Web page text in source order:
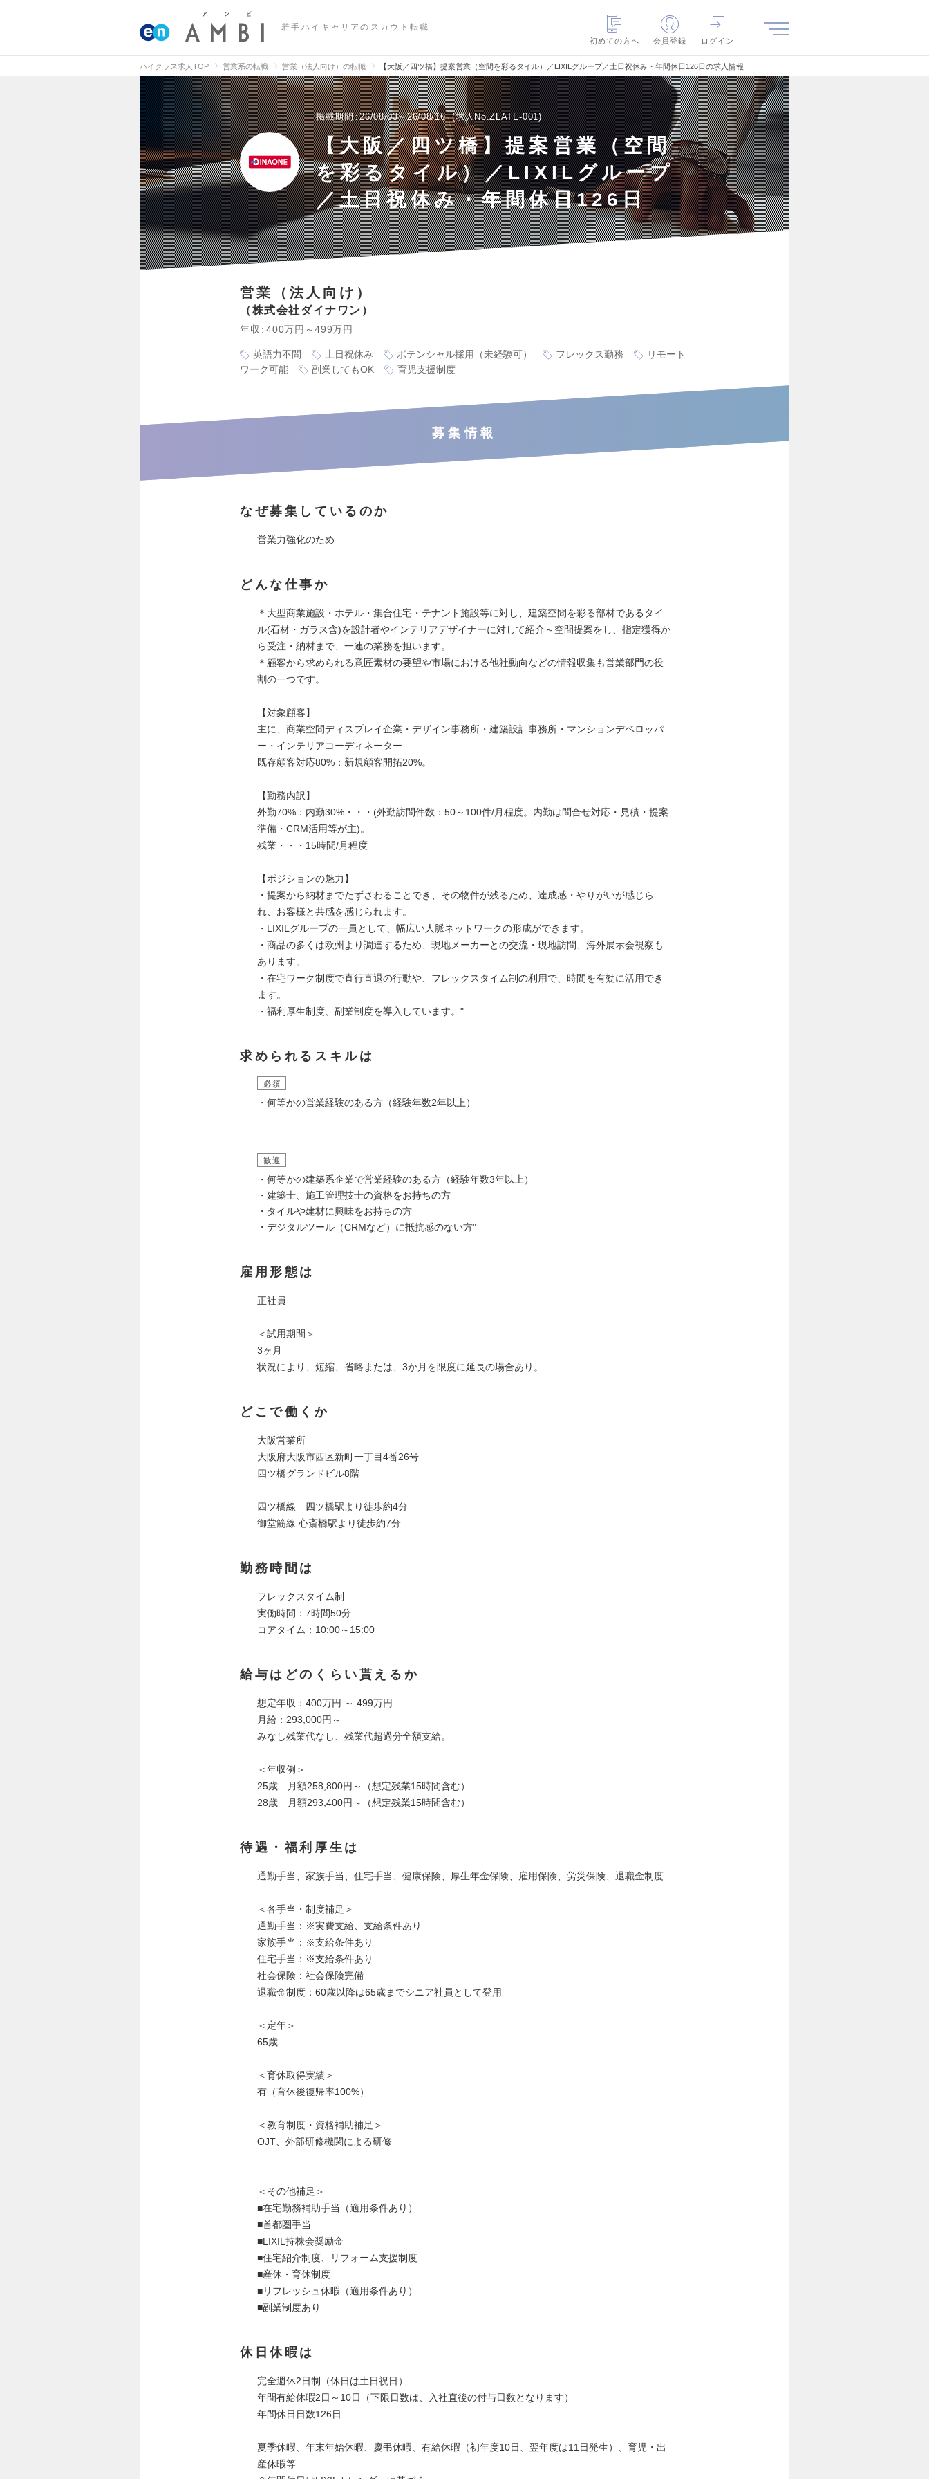
若手ハイキャリアのスカウト転職
初めての方へ
会員登録 ログイン
ハイクラス求人TOP 営業系の転職 営業（法人向け）の転職 【大阪／四ツ橋】提案営業（空間を彩るタイル）／LIXILグループ／土日祝休み・年間休日126日の求人情報
掲載期間 26/08/03～26/08/16 求人No.ZLATE-001
【大阪／四ツ橋】提案営業（空間
を彩るタイル）／LIXILグループ
／土日祝休み・年間休日126日
営業（法人向け）
株式会社ダイナワン
年収 400万円～499万円
英語力不問 土日祝休み ポテンシャル採用（未経験可） フレックス勤務
リモート
ワーク可能
副業してもOK 育児支援制度
募集情報
なぜ募集しているのか
営業力強化のため
どんな仕事か
＊大型商業施設・ホテル・集合住宅・テナント施設等に対し、建築空間を彩る部材であるタイ
ル(石材・ガラス含)を設計者やインテリアデザイナーに対して紹介～空間提案をし、指定獲得か
ら受注・納材まで、一連の業務を担います。
＊顧客から求められる意匠素材の要望や市場における他社動向などの情報収集も営業部門の役
割の一つです。
【対象顧客】
主に、商業空間ディスプレイ企業・デザイン事務所・建築設計事務所・マンションデベロッパ
ー・インテリアコーディネーター
既存顧客対応80%：新規顧客開拓20%。
【勤務内訳】
外勤70%：内勤30%・・・(外勤訪問件数：50～100件/月程度。内勤は問合せ対応・見積・提案
準備・CRM活用等が主)。
残業・・・15時間/月程度
【ポジションの魅力】
・提案から納材までたずさわることでき、その物件が残るため、達成感・やりがいが感じら
れ、お客様と共感を感じられます。
・LIXILグループの一員として、幅広い人脈ネットワークの形成ができます。
・商品の多くは欧州より調達するため、現地メーカーとの交流・現地訪問、海外展示会視察も
あります。
・在宅ワーク制度で直行直退の行動や、フレックスタイム制の利用で、時間を有効に活用でき
ます。
・福利厚生制度、副業制度を導入しています。"
求められるスキルは
必須
・何等かの営業経験のある方（経験年数2年以上）
歓迎
・何等かの建築系企業で営業経験のある方（経験年数3年以上）
・建築士、施工管理技士の資格をお持ちの方
・タイルや建材に興味をお持ちの方
・デジタルツール（CRMなど）に抵抗感のない方"
雇用形態は
正社員
＜試用期間＞
3ヶ月
状況により、短縮、省略または、3か月を限度に延長の場合あり。
どこで働くか
大阪営業所
大阪府大阪市西区新町一丁目4番26号
四ツ橋グランドビル8階
四ツ橋線 四ツ橋駅より徒歩約4分
御堂筋線 心斎橋駅より徒歩約7分
勤務時間は
フレックスタイム制
実働時間：7時間50分
コアタイム：10:00～15:00
給与はどのくらい貰えるか
想定年収：400万円 ～ 499万円
月給：293,000円～
みなし残業代なし、残業代超過分全額支給。
＜年収例＞
25歳 月額258,800円～（想定残業15時間含む）
28歳 月額293,400円～（想定残業15時間含む）
待遇・福利厚生は
通勤手当、家族手当、住宅手当、健康保険、厚生年金保険、雇用保険、労災保険、退職金制度
＜各手当・制度補足＞
通勤手当：※実費支給、支給条件あり
家族手当：※支給条件あり
住宅手当：※支給条件あり
社会保険：社会保険完備
退職金制度：60歳以降は65歳までシニア社員として登用
＜定年＞
65歳
＜育休取得実績＞
有（育休後復帰率100%）
＜教育制度・資格補助補足＞
OJT、外部研修機関による研修
＜その他補足＞
■在宅勤務補助手当（適用条件あり）
■首都圏手当
■LIXIL持株会奨励金
■住宅紹介制度、リフォーム支援制度
■産休・育休制度
■リフレッシュ休暇（適用条件あり）
■副業制度あり
休日休暇は
完全週休2日制（休日は土日祝日）
年間有給休暇2日～10日（下限日数は、入社直後の付与日数となります）
年間休日日数126日
夏季休暇、年末年始休暇、慶弔休暇、有給休暇（初年度10日、翌年度は11日発生）、育児・出
産休暇等